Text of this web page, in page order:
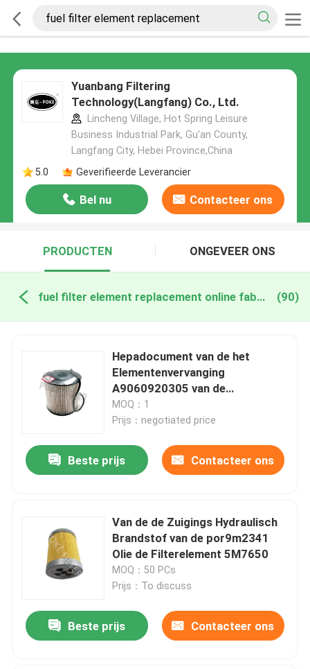
Yuanbang Filtering
Technology(Langfang) Co., Ltd.
Lincheng Village, Hot Spring Leisure
Business Industrial Park, Gu'an County,
Langfang City, Hebei Province,China
5.0
Geverifieerde Leverancier
Bel nu Contacteer ons
PRODUCTEN ONGEVEER ONS
fuel filter element replacement online fabricage (90)
Hepadocument van de het
Elementenvervanging
A9060920305 van de
Brandstoffilter Sn 70154
FF5380 voor Vrachtwagenauto
MOQ：1
Prijs：negotiated price
Beste prijs Contacteer ons
Van de de Zuigings Hydraulisch
Brandstof van de por9m2341
Olie de Filterelement 5M7650
MOQ：50 PCs
Prijs：To discuss
Beste prijs Contacteer ons